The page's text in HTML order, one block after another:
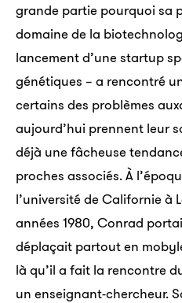
grande partie pourquoi sa
domaine de la
lancement d’une startup
génétiques – a rencontré
certains des problèmes
aujourd’hui prennent leur
déjà une fâcheuse
proches associés. À
l’université de Californie à
années 1980, Conrad
déplaçait partout en
là qu’il a fait la rencontre
un enseignant-chercheur.